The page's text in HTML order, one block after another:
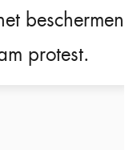
beschermen
protest.